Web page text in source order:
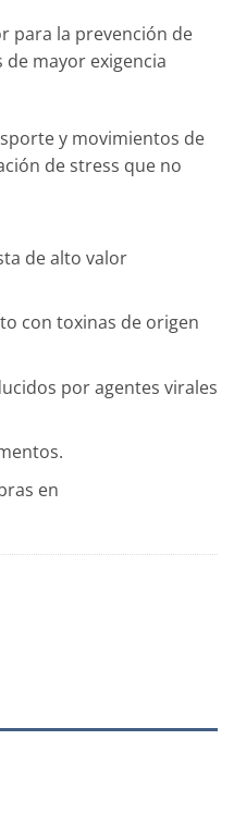
para la prevención de
mayor exigencia
y movimientos de
de stress que no
de alto valor
con toxinas de origen
por agentes virales
en